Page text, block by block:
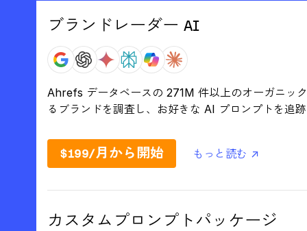
ブランドレーダー AI
Ahrefs データベースの 271M 件以上のオーガニッ
るブランドを調査し、お好きな AI プロンプトを追
$199/月から開始 もっと読む ↗
カスタムプロンプトパッケージ